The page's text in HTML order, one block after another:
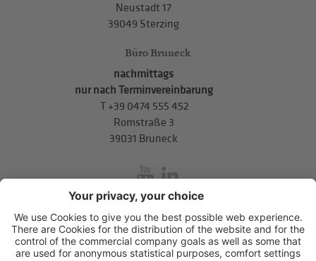
Neustadt 17
39049 Sterzing
Büro Bruneck
nachmittags
nur nach Terminvereinbarung
T +39 0474 555 452
Romstraße 3
39031 Bruneck
inService
Mitterweg 5, Bozner Boden,I-39100Bozen.T+39 0471 310
311.info@hds-bz.it